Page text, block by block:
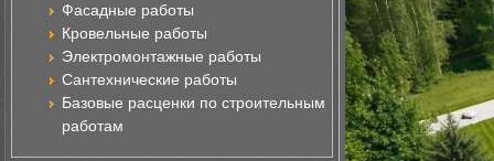
Фасадные работы
Кровельные работы
Электромонтажные работы
Сантехнические работы
Базовые расценки по строительным
работам